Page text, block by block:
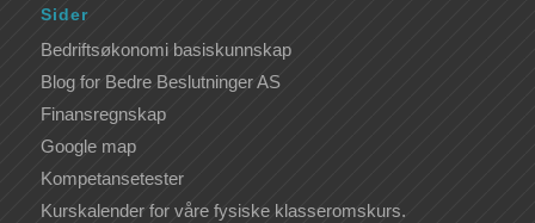
Sider
Bedriftsøkonomi basiskunnskap
Blog for Bedre Beslutninger AS
Finansregnskap
Google map
Kompetansetester
Kurskalender for våre fysiske klasseromskurs.